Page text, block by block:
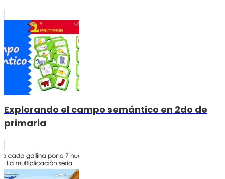
Explorando el campo semántico en 2do de
primaria